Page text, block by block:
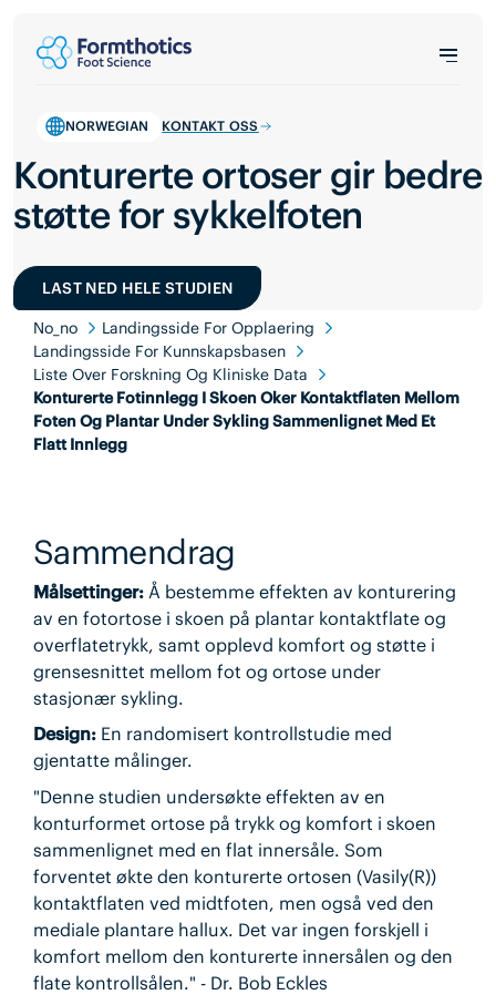
NORWEGIAN KONTAKT OSS
Konturerte ortoser gir bedre
støtte for sykkelfoten
LAST NED HELE STUDIEN
No_no
Landingsside For Opplaering
Landingsside For Kunnskapsbasen
Liste Over Forskning Og Kliniske Data
Konturerte Fotinnlegg I Skoen Oker Kontaktflaten Mellom
Foten Og Plantar Under Sykling Sammenlignet Med Et
Flatt Innlegg
Sammendrag
Målsettinger: Å bestemme effekten av konturering
av en fotortose i skoen på plantar kontaktflate og
overflatetrykk, samt opplevd komfort og støtte i
grensesnittet mellom fot og ortose under
stasjonær sykling.
Design: En randomisert kontrollstudie med
gjentatte målinger.
"Denne studien undersøkte effekten av en
konturformet ortose på trykk og komfort i skoen
sammenlignet med en flat innersåle. Som
forventet økte den konturerte ortosen (Vasily(R))
kontaktflaten ved midtfoten, men også ved den
mediale plantare hallux. Det var ingen forskjell i
komfort mellom den konturerte innersålen og den
flate kontrollsålen." - Dr. Bob Eckles